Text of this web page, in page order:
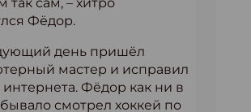
так сам, – хитро
Фёдор.
день пришёл
мастер и исправил
Фёдор как ни в
смотрел хоккей по